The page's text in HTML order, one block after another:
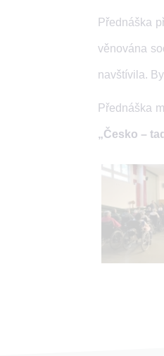
Přednáška
věnována
navštívila.
Přednáška
„Česko –